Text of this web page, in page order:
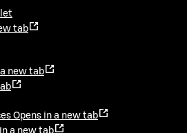
tab
new tab
Opens in a new tab
a new tab